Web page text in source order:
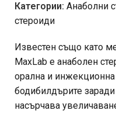
Категории: Анаболни
стероиди
Известен също като
MaxLab е анаболен
орална и
бодибилдърите
насърчава